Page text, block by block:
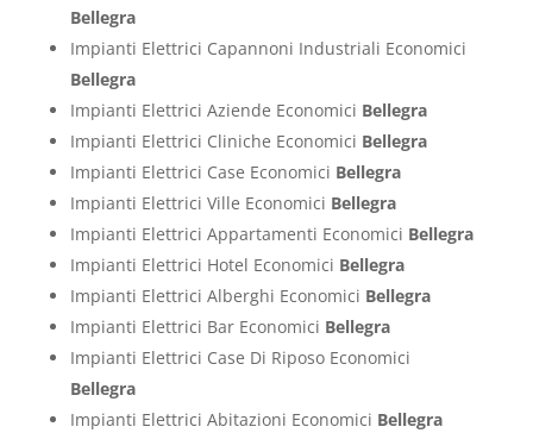
Bellegra
Impianti Elettrici Capannoni Industriali Economici
Bellegra
Impianti Elettrici Aziende Economici Bellegra
Impianti Elettrici Cliniche Economici Bellegra
Impianti Elettrici Case Economici Bellegra
Impianti Elettrici Ville Economici Bellegra
Impianti Elettrici Appartamenti Economici Bellegra
Impianti Elettrici Hotel Economici Bellegra
Impianti Elettrici Alberghi Economici Bellegra
Impianti Elettrici Bar Economici Bellegra
Impianti Elettrici Case Di Riposo Economici
Bellegra
Impianti Elettrici Abitazioni Economici Bellegra